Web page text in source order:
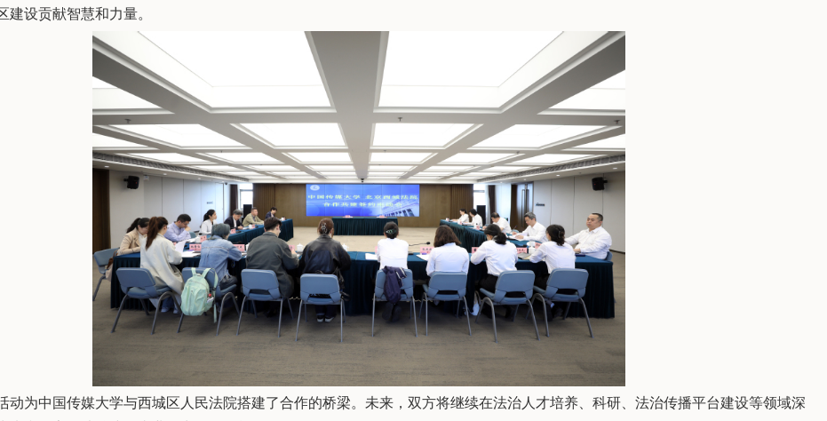
建设贡献智慧和力量。
动为中国传媒大学与西城区人民法院搭建了合作的桥梁。未来，双方将继续在法治人才培养、科研、法治传播平台建设等领域深